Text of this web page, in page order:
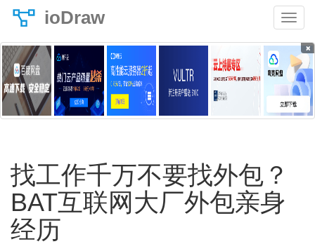
ioDraw
×
找工作千万不要找外包？
BAT互联网大厂外包亲身
经历